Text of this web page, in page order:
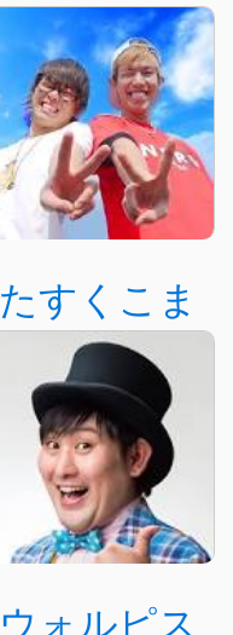
たすくこま
ウォルピス